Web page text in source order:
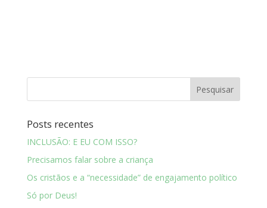
Posts recentes
INCLUSÃO: E EU COM ISSO?
Precisamos falar sobre a criança
Os cristãos e a “necessidade” de engajamento político
Só por Deus!